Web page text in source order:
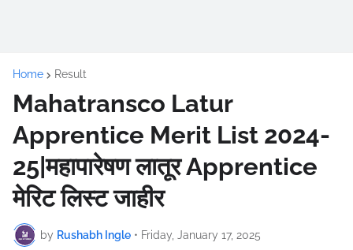
Home Result
Mahatransco Latur
Apprentice Merit List 2024-
25|महापारेषण लातूर Apprentice
मेरिट लिस्ट जाहीर
by Rushabh Ingle • Friday, January 17, 2025